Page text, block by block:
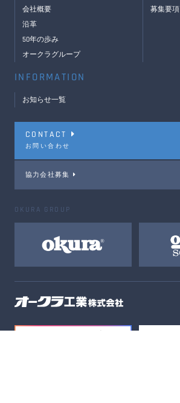
会社概要
募集要項
沿革
50年の歩み
オークラグループ
INFORMATION
お知らせ一覧
CONTACT
お問い合わせ
協力会社募集
OKURA GROUP